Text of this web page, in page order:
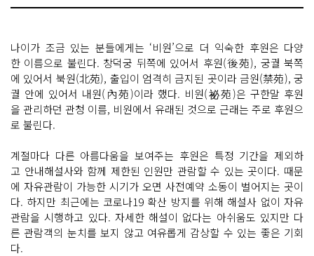
소
털 R
L
복
사
유
하
기
게
변
경
하
기
작
게
변
경
하
기
나이가 조금 있는 분들에게는 ‘비원’으로 더 익숙한 후원은 다양
한 이름으로 불린다. 창덕궁 뒤쪽에 있어서 후원(後苑), 궁궐 북쪽
에 있어서 북원(北苑), 출입이 엄격히 금지된 곳이라 금원(禁苑), 궁
궐 안에 있어서 내원(內苑)이라 했다. 비원(祕苑)은 구한말 후원
을 관리하던 관청 이름, 비원에서 유래된 것으로 근래는 주로 후원으
로 불린다.
계절마다 다른 아름다움을 보여주는 후원은 특정 기간을 제외하
고 안내해설사와 함께 제한된 인원만 관람할 수 있는 곳이다. 때문
에 자유관람이 가능한 시기가 오면 사전예약 소동이 벌어지는 곳이
다. 하지만 최근에는 코로나19 확산 방지를 위해 해설사 없이 자유
관람을 시행하고 있다. 자세한 해설이 없다는 아쉬움도 있지만 다
른 관람객의 눈치를 보지 않고 여유롭게 감상할 수 있는 좋은 기회
다.